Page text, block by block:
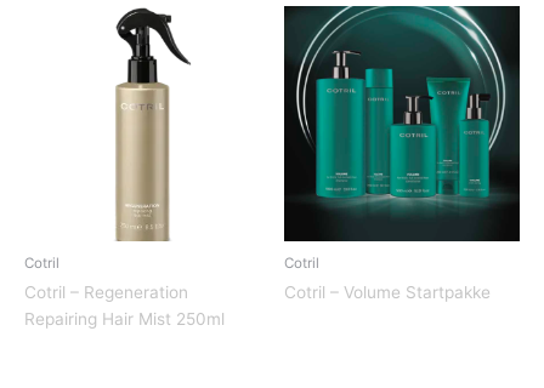
Cotril
Cotril – Regeneration
Repairing Hair Mist 250ml
Cotril
Cotril – Volume Startpakke